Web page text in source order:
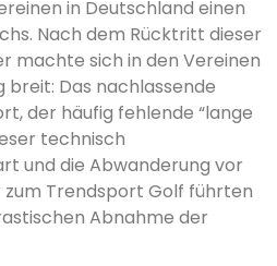
in Deutschland einen
Nach dem Rücktritt dieser
machte sich in den Vereinen
Das nachlassende
der häufig fehlende “lange
technisch
und die Abwanderung vor
Trendsport Golf führten
Abnahme der